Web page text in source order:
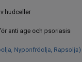
hudceller
anti age och psoriasis
Nyponfröolja, Rapsolja)